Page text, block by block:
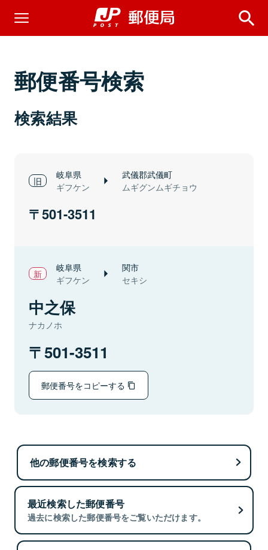
郵便番号検索
検索結果
岐阜県
ギフケン
武儀郡武儀町
ムギグンムギチョウ
501-3511
岐阜県
ギフケン
関市
セキシ
中之保
ナカノホ
501-3511
郵便番号をコピーする
他の郵便番号を検索する
最近検索した郵便番号
過去に検索した郵便番号をご覧いただけます。